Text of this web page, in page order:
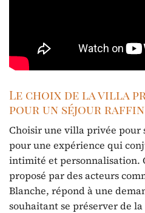
Le choix de la villa
pour un séjour
Choisir une villa privée pour
pour une expérience qui
intimité et personnalisation.
proposé par des acteurs
Blanche, répond à une
souhaitant se préserver de